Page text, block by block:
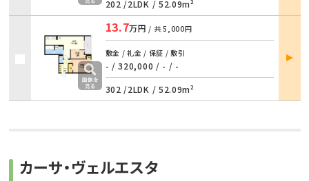
202 /2LDK / 52.09m²
13.7万円 / 共5,000円
敷金 / 礼金 / 保証 / 敷引
- / 320,000 / - / -
302 /2LDK / 52.09m²
部屋
詳細
カーサ・ヴェルエスタ